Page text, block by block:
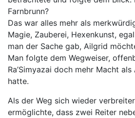
Farnbrunn?
Das war alles mehr als
Magie, Zauberei, Hexenkunst,
man der Sache gab, Ailgrid
Man folgte dem Wegweiser,
Ra’Simyazai doch mehr Macht
hatte.
Als der Weg sich wieder
ermöglichte, dass zwei Reiter